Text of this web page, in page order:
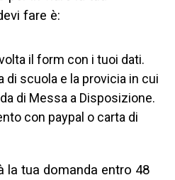
fare è:
il form con i tuoi dati.
di scuola e la provicia in cui
di Messa a Disposizione.
con paypal o carta di
la tua domanda entro 48